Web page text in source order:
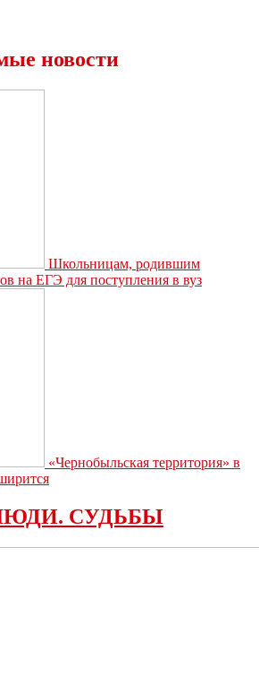
новости
Школьницам, родившим
на ЕГЭ для поступления в вуз
«Чернобыльская территория» в
СУДЬБЫ